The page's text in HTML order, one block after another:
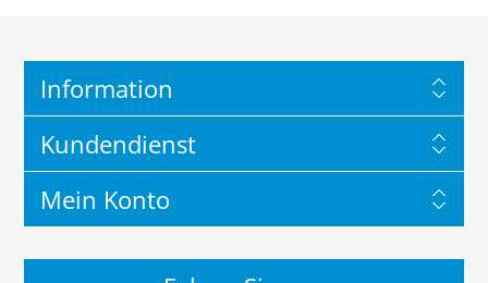
Information
Kundendienst
Mein Konto